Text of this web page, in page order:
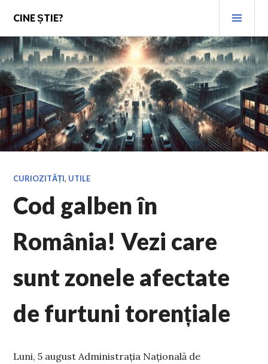
content
CINE ȘTIE?
CURIOZITĂȚI, UTILE
Cod galben în
România! Vezi care
sunt zonele afectate
de furtuni torențiale
Luni, 5 august Administrația Națională de